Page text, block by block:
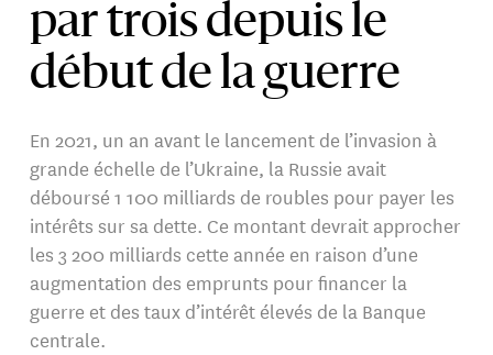
par trois depuis le
début de la guerre
En 2021, un an avant le lancement de l’invasion à
grande échelle de l’Ukraine, la Russie avait
déboursé 1 100 milliards de roubles pour payer les
intérêts sur sa dette. Ce montant devrait approcher
les 3 200 milliards cette année en raison d’une
augmentation des emprunts pour financer la
guerre et des taux d’intérêt élevés de la Banque
centrale.